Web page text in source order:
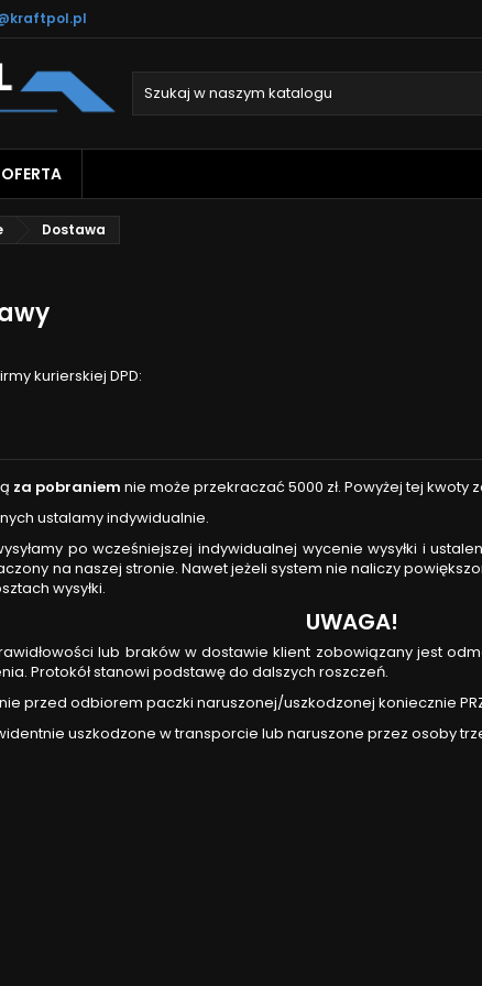
OFERTA
Dostawa
kurierskiej DPD:
za pobraniem nie może przekraczać 5000 zł. Powyżej tej
ustalamy indywidualnie.
po wcześniejszej indywidualnej wycenie wysyłki i
na naszej stronie. Nawet jeżeli system nie naliczy
wysyłki.
UWAGA!
lub braków w dostawie klient zobowiązany jest
Protokół stanowi podstawę do dalszych roszczeń.
przed odbiorem paczki naruszonej/uszkodzonej koniecznie
uszkodzone w transporcie lub naruszone przez osoby